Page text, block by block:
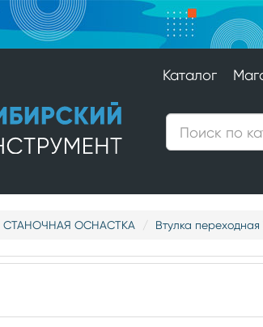
Каталог
СТАНОЧНАЯ ОСНАСТКА Втулка